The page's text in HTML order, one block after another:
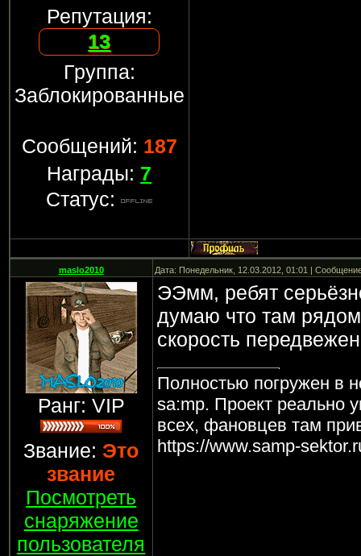
Репутация:
13
Группа:
Заблокированные
Сообщений: 187
Награды: 7
Статус:
maslo2010 Дата: Понедельник, 12.03.2012, 01:01 |
Ранг: VIP
Звание:Это
звание
Посмотреть
снаряжение
пользователя
ЭЭмм, ребят
думаю что там рядом
скорость
Полностью погружен в
sa:mp. Проект реально
всех, фановцев там
https://www.samp-